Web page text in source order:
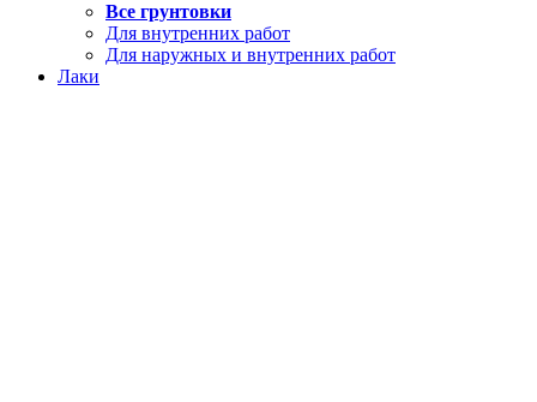
Все грунтовки
Для внутренних работ
Для наружных и внутренних работ
Лаки